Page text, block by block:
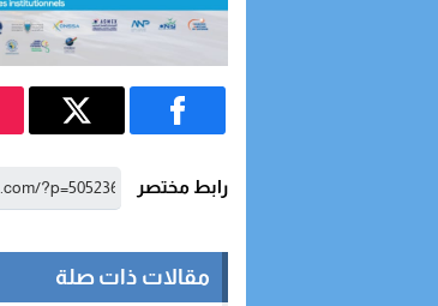
رابط مختصر
مقالات ذات صلة